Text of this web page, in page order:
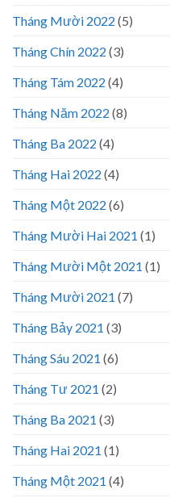
Tháng Mười 2022 (5)
Tháng Chín 2022 (3)
Tháng Tám 2022 (4)
Tháng Năm 2022 (8)
Tháng Ba 2022 (4)
Tháng Hai 2022 (4)
Tháng Một 2022 (6)
Tháng Mười Hai 2021 (1)
Tháng Mười Một 2021 (1)
Tháng Mười 2021 (7)
Tháng Bảy 2021 (3)
Tháng Sáu 2021 (6)
Tháng Tư 2021 (2)
Tháng Ba 2021 (3)
Tháng Hai 2021 (1)
Tháng Một 2021 (4)